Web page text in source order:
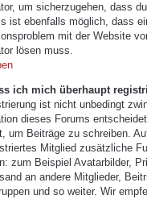
um sicherzugehen, dass
ist ebenfalls möglich, dass
mit der Website
lösen muss.
ich mich überhaupt
ist nicht unbedingt
dieses Forums
um Beiträge zu schreiben.
Mitglied zusätzliche
zum Beispiel Avatarbilder,
an andere Mitglieder,
und so weiter. Wir